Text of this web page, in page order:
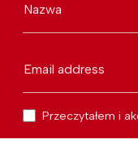
Nazwa
Email address
Przeczytałem i